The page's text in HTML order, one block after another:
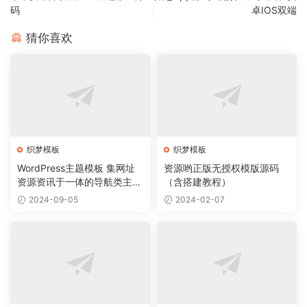
码
卓IOS双端
猜你喜欢
织梦模板
WordPress主题模板 集网址
资源资讯于一体的导航类主题
导航主题垂直行业模板
2024-09-05
织梦模板
资源哟正版无授权模版源码
（含搭建教程）
2024-02-07